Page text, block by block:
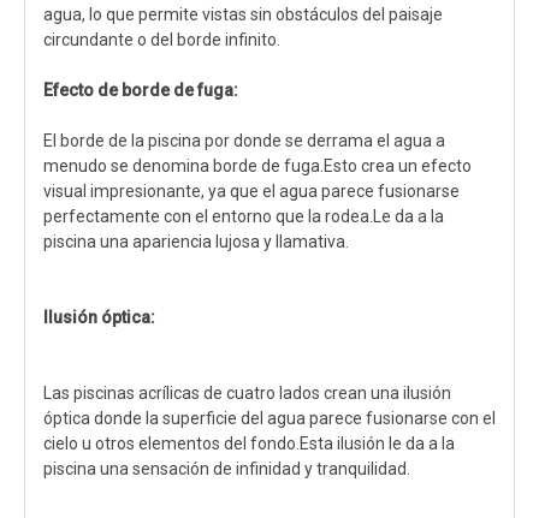
agua, lo que permite vistas sin obstáculos del paisaje
circundante o del borde infinito.
Efecto de borde de fuga:
El borde de la piscina por donde se derrama el agua a
menudo se denomina borde de fuga.Esto crea un efecto
visual impresionante, ya que el agua parece fusionarse
perfectamente con el entorno que la rodea.Le da a la
piscina una apariencia lujosa y llamativa.
Ilusión óptica:
Las piscinas acrílicas de cuatro lados crean una ilusión
óptica donde la superficie del agua parece fusionarse con el
cielo u otros elementos del fondo.Esta ilusión le da a la
piscina una sensación de infinidad y tranquilidad.